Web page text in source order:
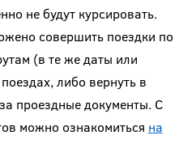
не будут курсировать.
совершить поездки по
(в те же даты или
либо вернуть в
проездные документы. С
можно ознакомиться на